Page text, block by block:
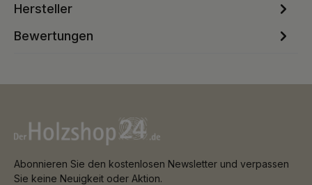
Hersteller
Bewertungen
Abonnieren Sie den kostenlosen Newsletter und verpassen
Sie keine Neuigkeit oder Aktion.